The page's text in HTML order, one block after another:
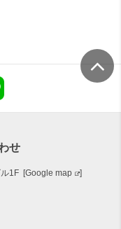
せ
1F [Google map
]